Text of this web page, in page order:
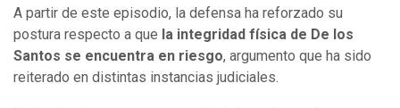
A partir de este episodio, la defensa ha reforzado su
postura respecto a que la integridad física de De los
Santos se encuentra en riesgo, argumento que ha sido
reiterado en distintas instancias judiciales.